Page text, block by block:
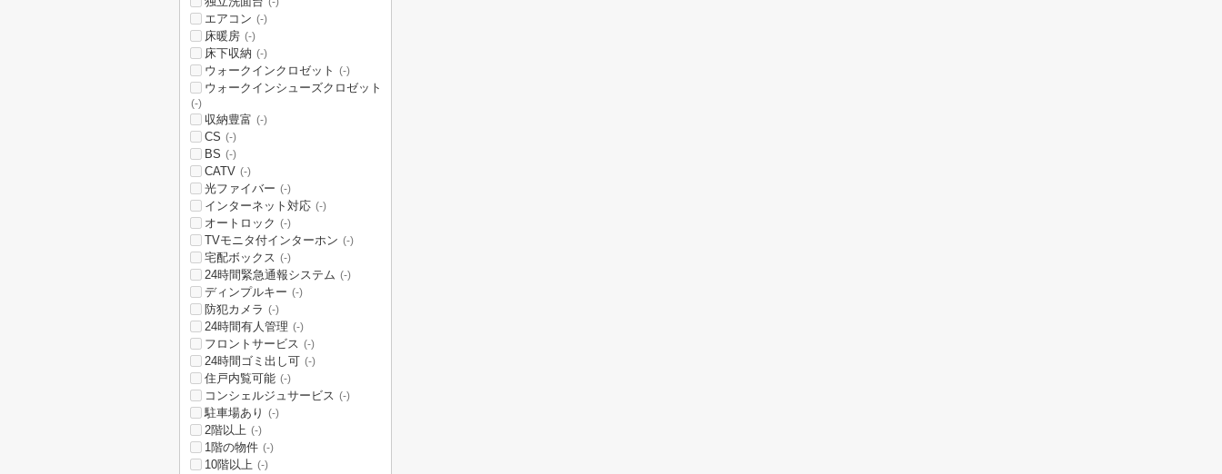
エアコン (-)
床暖房 (-)
床下収納 (-)
ウォークインクロゼット (-)
ウォークインシューズクロゼット
(-)
収納豊富 (-)
CS (-)
BS (-)
CATV (-)
光ファイバー (-)
インターネット対応 (-)
オートロック (-)
TVモニタ付インターホン (-)
宅配ボックス (-)
24時間緊急通報システム (-)
ディンプルキー (-)
防犯カメラ (-)
24時間有人管理 (-)
フロントサービス (-)
24時間ゴミ出し可 (-)
住戸内覧可能 (-)
コンシェルジュサービス (-)
駐車場あり (-)
2階以上 (-)
1階の物件 (-)
10階以上 (-)